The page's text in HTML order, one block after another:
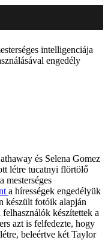
intelligenciája
engedély
és Selena Gomez
létre tucatnyi flörtölő
mesterséges
a hírességek engedélyük
készült fotóik alapján
készítettek a
azt is felfedezte, hogy
beleértve két Taylor